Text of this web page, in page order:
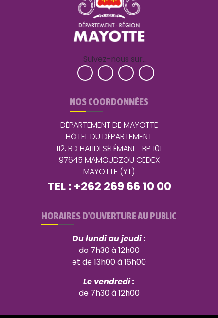
Suivez-nous sur…
NOS COORDONNÉES
DÉPARTEMENT DE MAYOTTE
HÔTEL DU DÉPARTEMENT
112, BD HALIDI SÉLÉMANI - BP 101
97645 MAMOUDZOU CEDEX
MAYOTTE (YT)
TEL : +262 269 66 10 00
HORAIRES D'OUVERTURE AU PUBLIC
Du lundi au jeudi :
de 7h30 à 12h00
et de 13h00 à 16h00
Le vendredi :
de 7h30 à 12h00